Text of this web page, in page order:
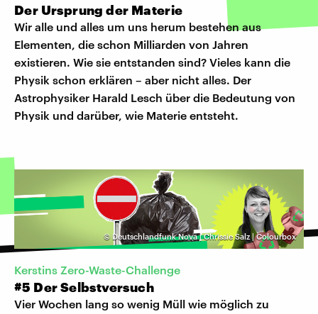
Der Ursprung der Materie
Wir alle und alles um uns herum bestehen aus
Elementen, die schon Milliarden von Jahren
existieren. Wie sie entstanden sind? Vieles kann die
Physik schon erklären – aber nicht alles. Der
Astrophysiker Harald Lesch über die Bedeutung von
Physik und darüber, wie Materie entsteht.
© Deutschlandfunk Nova | Chrissie Salz | Colourbox
Kerstins Zero-Waste-Challenge
#5 Der Selbstversuch
Vier Wochen lang so wenig Müll wie möglich zu